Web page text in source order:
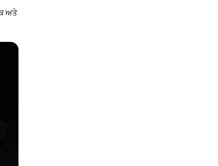
ਅਤੇ